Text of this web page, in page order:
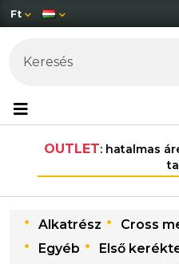
Ft
OUTLET: hatalmas
Alkatrész Cross
Egyéb
Első